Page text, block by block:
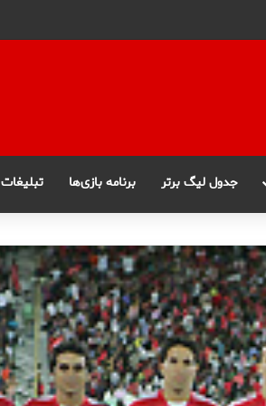
جدول لیگ برتر برنامه بازی‌ها تبلیغات